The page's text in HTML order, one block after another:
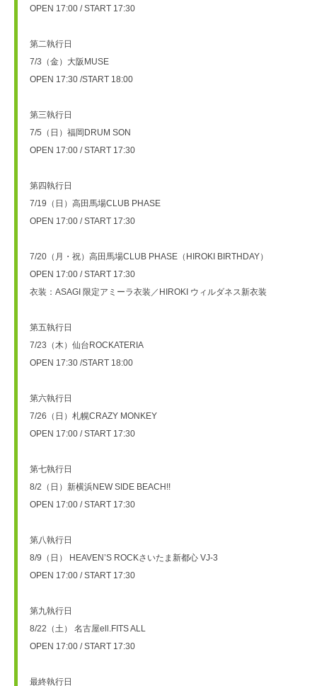
OPEN 17:00 / START 17:30
第二執行日
7/3（金）大阪MUSE
OPEN 17:30 /START 18:00
第三執行日
7/5（日）福岡DRUM SON
OPEN 17:00 / START 17:30
第四執行日
7/19（日）高田馬場CLUB PHASE
OPEN 17:00 / START 17:30
7/20（月・祝）高田馬場CLUB PHASE（HIROKI BIRTHDAY）
OPEN 17:00 / START 17:30
衣装：ASAGI 限定アミーラ衣装／HIROKI ウィルダネス新衣装
第五執行日
7/23（木）仙台ROCKATERIA
OPEN 17:30 /START 18:00
第六執行日
7/26（日）札幌CRAZY MONKEY
OPEN 17:00 / START 17:30
第七執行日
8/2（日）新横浜NEW SIDE BEACH!!
OPEN 17:00 / START 17:30
第八執行日
8/9（日） HEAVEN’S ROCKさいたま新都心 VJ-3
OPEN 17:00 / START 17:30
第九執行日
8/22（土） 名古屋ell.FITS ALL
OPEN 17:00 / START 17:30
最終執行日